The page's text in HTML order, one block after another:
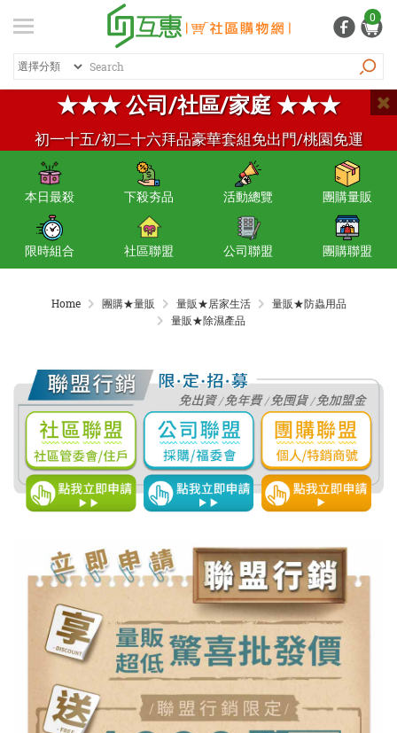
★★★ 公司/社區/家庭 ★★★
初一十五/初二十六拜品豪華套組免出門/桃園免運
0
登入 / 註冊
紅利專區
商品總覽
居家生活
日常清潔
個人用品
生活五金
飲料 / 沖泡
點心 / 食材
生鮮 / 蔬果
團購★量販
限時♦️組合
熱銷商品
本日最殺 下殺夯品 活動總覽 團購量販
限時組合 社區聯盟 公司聯盟 團購聯盟
Home 團購★量販 量販★居家生活
量販★防蟲用品
量販★除濕產品
商品篩選